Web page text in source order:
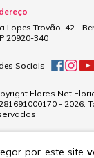
por este site
Lopes Trovão, 42 -
20920-340
Sociais
Flores Net
- 2026.